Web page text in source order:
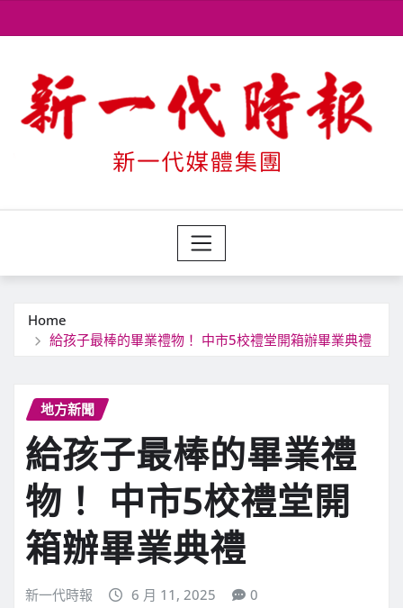
to
Home
給孩子最棒的畢業禮物！ 中市5校禮堂開箱辦畢業典禮
地方新聞
給孩子最棒的畢業禮
物！ 中市5校禮堂開
箱辦畢業典禮
新一代時報 6 月 11, 2025 0